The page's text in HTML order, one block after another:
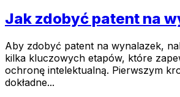
Jak zdobyć patent na
Aby zdobyć patent na wynalazek,
kilka kluczowych etapów, które
ochronę intelektualną. Pierwszym
dokładne...